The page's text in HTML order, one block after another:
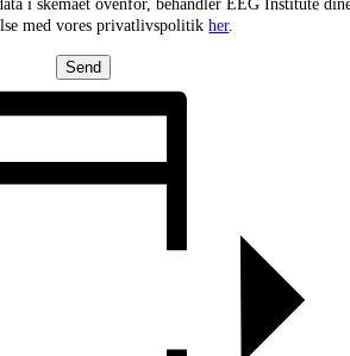
i skemaet ovenfor, behandler EEG Institute
med vores privatlivspolitikher.
Send